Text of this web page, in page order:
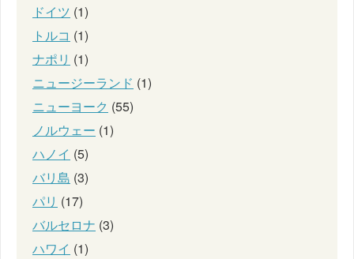
ドイツ (1)
トルコ (1)
ナポリ (1)
ニュージーランド (1)
ニューヨーク (55)
ノルウェー (1)
ハノイ (5)
バリ島 (3)
パリ (17)
バルセロナ (3)
ハワイ (1)